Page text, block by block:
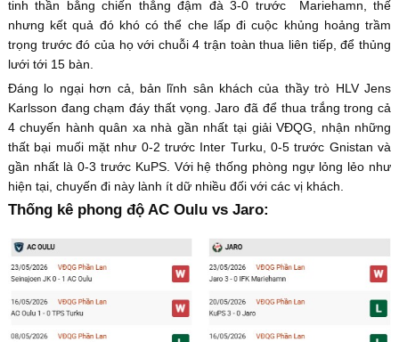
tinh thần bằng chiến thắng đậm đà 3-0 trước Mariehamn, thế
nhưng kết quả đó khó có thể che lấp đi cuộc khủng hoảng trầm
trọng trước đó của họ với chuỗi 4 trận toàn thua liên tiếp, để thủng
lưới tới 15 bàn.
Đáng lo ngại hơn cả, bản lĩnh sân khách của thầy trò HLV Jens
Karlsson đang chạm đáy thất vọng. Jaro đã để thua trắng trong cả
4 chuyến hành quân xa nhà gần nhất tại giải VĐQG, nhận những
thất bại muối mặt như 0-2 trước Inter Turku, 0-5 trước Gnistan và
gần nhất là 0-3 trước KuPS. Với hệ thống phòng ngự lỏng lẻo như
hiện tại, chuyến đi này lành ít dữ nhiều đối với các vị khách.
Thống kê phong độ AC Oulu vs Jaro: